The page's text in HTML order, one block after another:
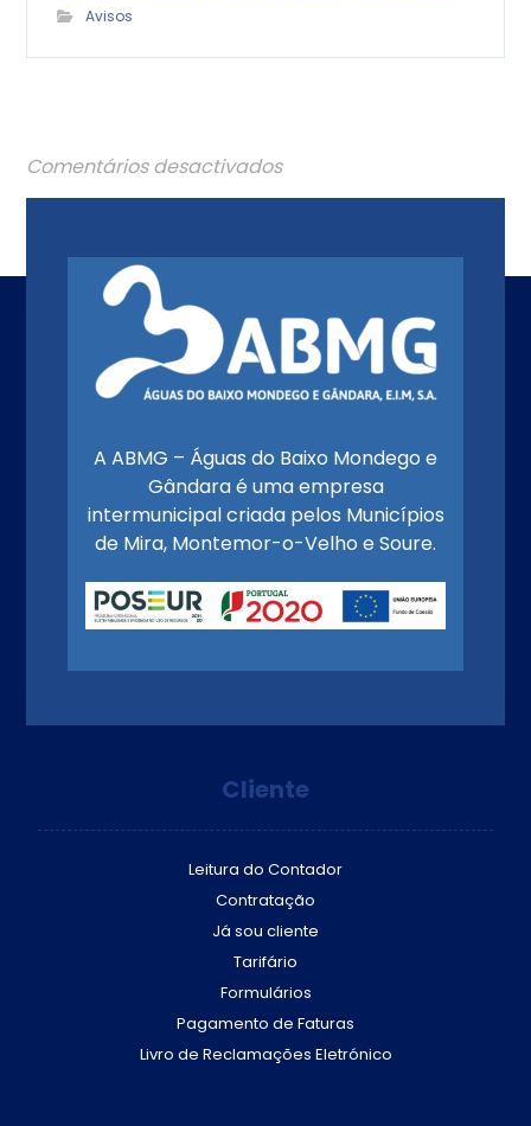
Avisos
Comentários desactivados
A ABMG – Águas do Baixo Mondego e
Gândara é uma empresa
intermunicipal criada pelos Municípios
de Mira, Montemor-o-Velho e Soure.
Cliente
Leitura do Contador
Contratação
Já sou cliente
Tarifário
Formulários
Pagamento de Faturas
Livro de Reclamações Eletrónico